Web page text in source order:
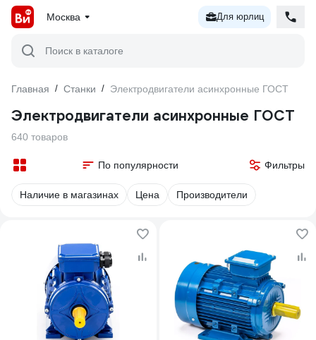
Москва Для юрлиц
Поиск в каталоге
Главная / Станки / Электродвигатели асинхронные ГОСТ
Электродвигатели асинхронные ГОСТ
640 товаров
По популярности Фильтры
Наличие в магазинах Цена Производители